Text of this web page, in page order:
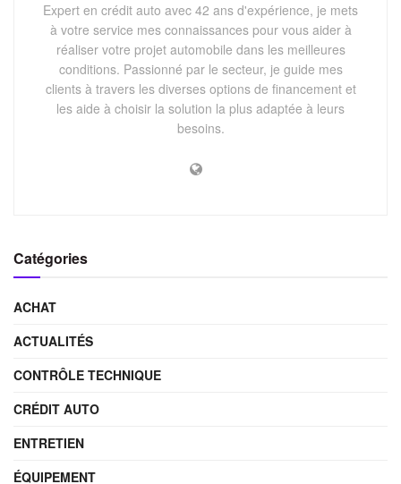
Expert en crédit auto avec 42 ans d'expérience, je mets
à votre service mes connaissances pour vous aider à
réaliser votre projet automobile dans les meilleures
conditions. Passionné par le secteur, je guide mes
clients à travers les diverses options de financement et
les aide à choisir la solution la plus adaptée à leurs
besoins.
Catégories
ACHAT
ACTUALITÉS
CONTRÔLE TECHNIQUE
CRÉDIT AUTO
ENTRETIEN
ÉQUIPEMENT